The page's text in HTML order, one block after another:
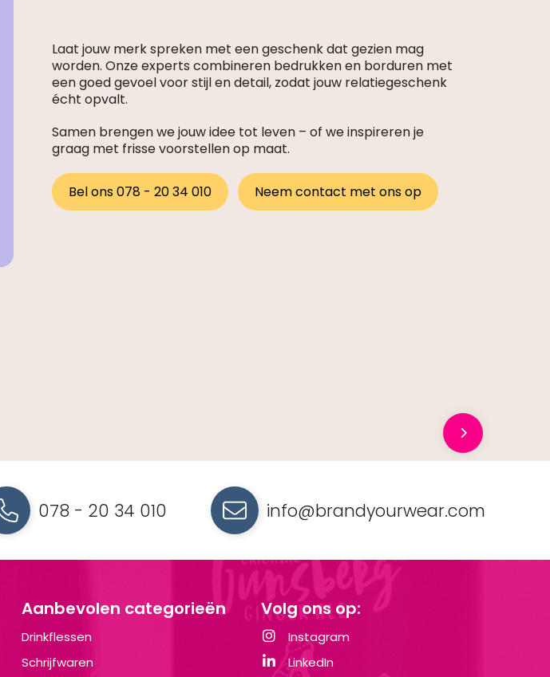
Laat jouw merk spreken met een geschenk dat gezien mag
worden. Onze experts combineren bedrukken en borduren met
een goed gevoel voor stijl en detail, zodat jouw relatiegeschenk
écht opvalt.
Samen brengen we jouw idee tot leven – of we inspireren je
graag met frisse voorstellen op maat.
Bel ons 078 - 20 34 010 Neem contact met ons op
078 - 20 34 010 info@brandyourwear.com
Aanbevolen categorieën
Drinkflessen
Schrijfwaren
Volg ons op:
Instagram
LinkedIn